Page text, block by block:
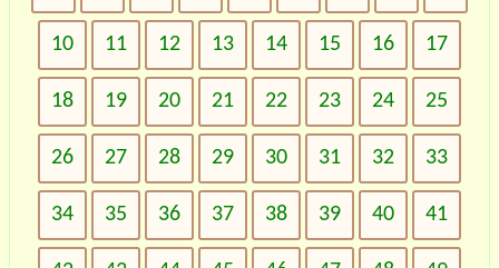
10 11 12 13 14 15 16 17
18 19 20 21 22 23 24 25
26 27 28 29 30 31 32 33
34 35 36 37 38 39 40 41